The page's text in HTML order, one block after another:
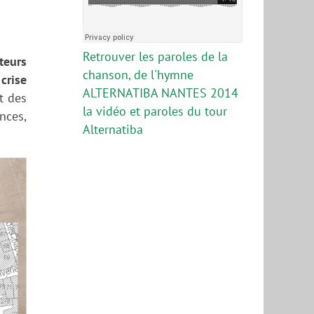
des
Retrouver les paroles de la
chanson, de l'hymne
ALTERNATIBA NANTES 2014
la vidéo et paroles du tour
Alternatiba